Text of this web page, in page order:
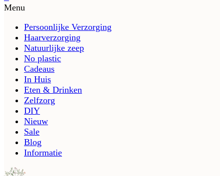
Menu
Persoonlijke Verzorging
Haarverzorging
Natuurlijke zeep
No plastic
Cadeaus
In Huis
Eten & Drinken
Zelfzorg
DIY
Nieuw
Sale
Blog
Informatie